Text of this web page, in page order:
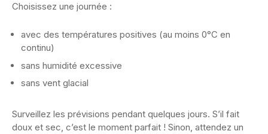
Choisissez une journée :
avec des températures positives (au moins 0°C en
continu)
sans humidité excessive
sans vent glacial
Surveillez les prévisions pendant quelques jours. S’il fait
doux et sec, c’est le moment parfait ! Sinon, attendez un